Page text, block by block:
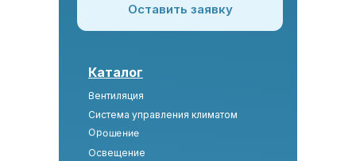
Каталог
Орошение
Система управления климатом
Вентиляция
Освещение
Оставить заявку